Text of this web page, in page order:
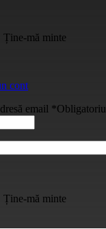
Ține-mă minte
cont
email *Obligatoriu
Ține-mă minte